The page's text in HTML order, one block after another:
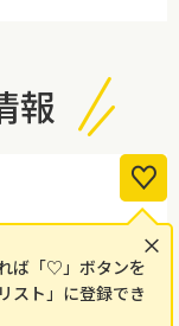
報
の水道 ×
ば「♡」ボタンを
スト」に登録でき